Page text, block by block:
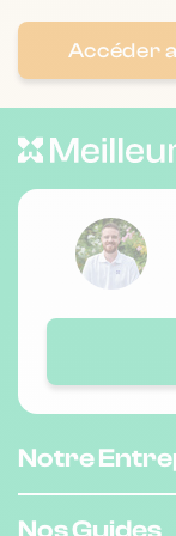
Nombre de
Nombre
Nombre de
52 r
Accéder
Notre